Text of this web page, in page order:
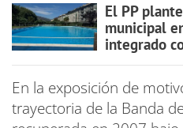
El PP
municipal
integrado
En la exposición de
trayectoria de la Banda